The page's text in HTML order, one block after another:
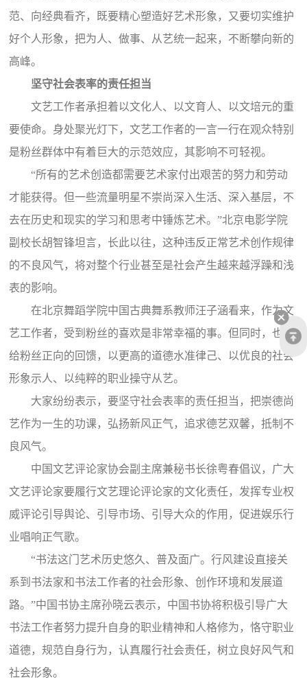
范、向经典看齐，既要精心塑造好艺术形象，又要切实维护
好个人形象，把为人、做事、从艺统一起来，不断攀向新的
高峰。
坚守社会表率的责任担当
文艺工作者承担着以文化人、以文育人、以文培元的重
要使命。身处聚光灯下，文艺工作者的一言一行在观众特别
是粉丝群体中有着巨大的示范效应，其影响不可轻视。
“所有的艺术创造都需要艺术家付出艰苦的努力和劳动
才能获得。但一些流量明星不崇尚深入生活、深入基层，不
去在历史和现实的学习和思考中锤炼艺术。”北京电影学院
副校长胡智锋坦言，长此以往，这种违反正常艺术创作规律
的不良风气，将对整个行业甚至是社会产生越来越浮躁和浅
表的影响。
在北京舞蹈学院中国古典舞系教师汪子涵看来，作为文
艺工作者，受到粉丝的喜欢是非常幸福的事。但同时，也要
给粉丝正向的回馈，以更高的道德水准律己、以优良的社会
形象示人、以纯粹的职业操守从艺。
大家纷纷表示，要坚守社会表率的责任担当，把崇德尚
艺作为一生的功课，弘扬新风正气，追求德艺双馨，抵制不
良风气。
中国文艺评论家协会副主席兼秘书长徐粤春倡议，广大
文艺评论家要履行文艺理论评论家的文化责任，发挥专业权
威评论引导舆论、引导市场、引导大众的作用，促进娱乐行
业唱响正气歌。
“书法这门艺术历史悠久、普及面广。行风建设直接关
系到书法家和书法工作者的社会形象、创作环境和发展道
路。”中国书协主席孙晓云表示，中国书协将积极引导广大
书法工作者努力提升自身的职业精神和人格修为，恪守职业
道德，规范自身行为，认真履行社会责任，树立良好风气和
社会形象。